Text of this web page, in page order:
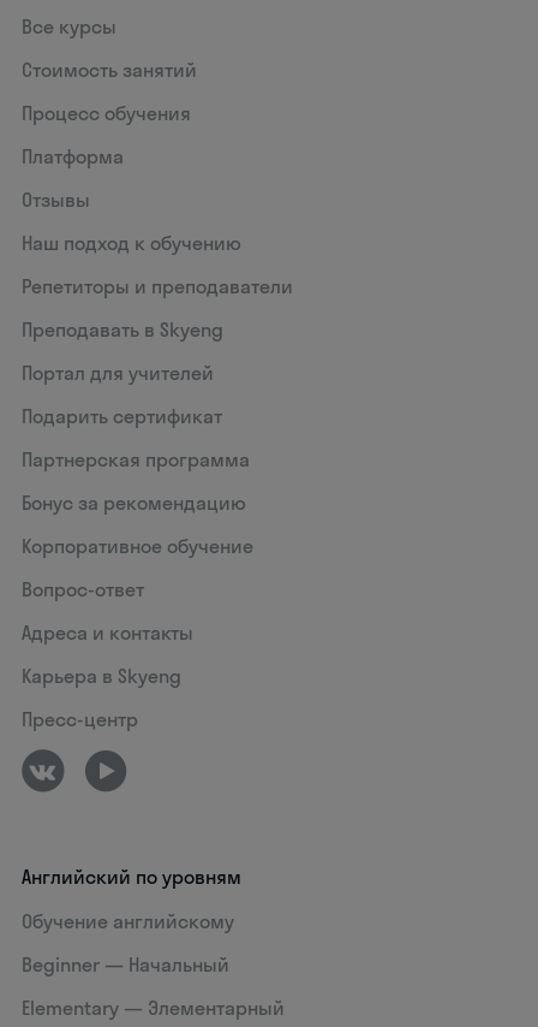
Все курсы
Стоимость занятий
Процесс обучения
Платформа
Отзывы
Наш подход к обучению
Репетиторы и преподаватели
Преподавать в Skyeng
Портал для учителей
Подарить сертификат
Партнерская программа
Бонус за рекомендацию
Корпоративное обучение
Вопрос-ответ
Адреса и контакты
Карьера в Skyeng
Пресс-центр
Английский по уровням
Обучение английскому
Beginner — Начальный
Elementary — Элементарный